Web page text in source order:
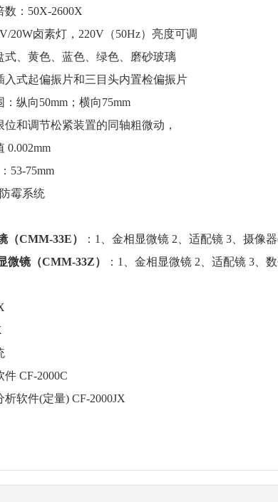
：50X-2600X
卤素灯，220V（50Hz）亮度可调
、黄色、蓝色、绿色、磨砂玻璃
式起偏振片和三目头内置检偏振片
纵向50mm；横向75mm
和调节松紧装置的同轴粗微动，
75mm
霉系统
（CMM-33E）
：1、金相显微镜 2、适配镜 3、摄像
微镜（CMM-33Z）
：1、金相显微镜 2、适配镜 3、数
CF-2000C
软件(定量) CF-2000JX